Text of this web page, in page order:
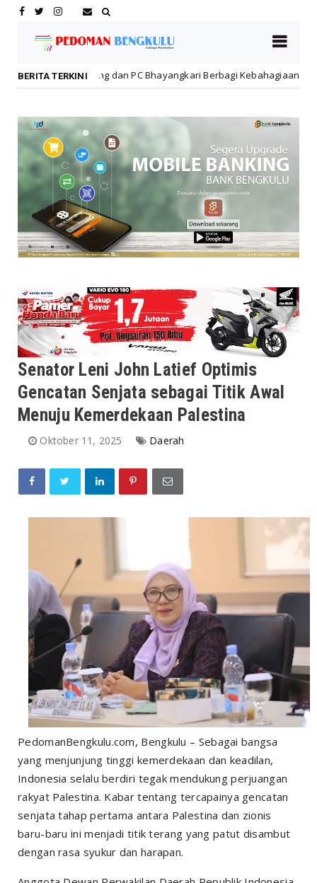
BERITA TERKINI
PC Bhayangkari Berbagi Kebahagiaan Bersama Anak Panti Asuhan
Senator Leni John Latief Optimis
Gencatan Senjata sebagai Titik Awal
Menuju Kemerdekaan Palestina
Oktober 11, 2025 Daerah
PedomanBengkulu.com, Bengkulu – Sebagai bangsa
yang menjunjung tinggi kemerdekaan dan keadilan,
Indonesia selalu berdiri tegak mendukung perjuangan
rakyat Palestina. Kabar tentang tercapainya gencatan
senjata tahap pertama antara Palestina dan zionis
baru-baru ini menjadi titik terang yang patut disambut
dengan rasa syukur dan harapan.